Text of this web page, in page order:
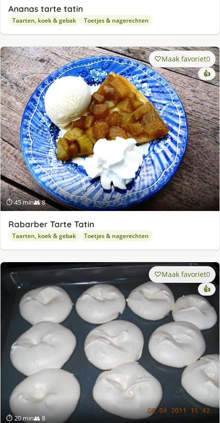
Ananas tarte tatin
Taarten, koek & gebak Toetjes & nagerechten
⏱ 45 min👥 8
Maak favoriet0
👍
Rabarber Tarte Tatin
Taarten, koek & gebak Toetjes & nagerechten
⏱ 20 min👥 8
Maak favoriet0
👍